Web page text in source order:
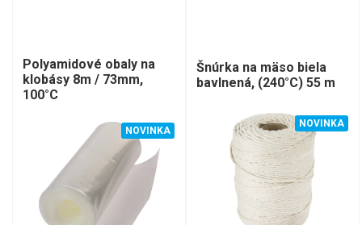
Polyamidové obaly na
klobásy 8m / 73mm,
100°C
NOVINKA
Šnúrka na mäso biela
bavlnená, (240°C) 55 m
NOVINKA